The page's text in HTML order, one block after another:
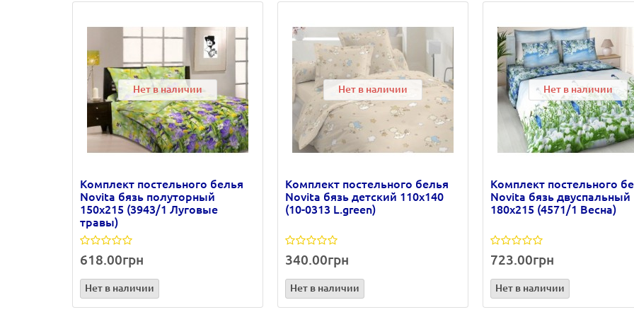
Нет в наличии
Комплект постельного белья
Novita бязь полуторный
150х215 (3943/1 Луговые
травы)
618.00грн
Нет в наличии
Нет в наличии
Комплект постельного белья
Novita бязь детский 110х140
(10-0313 L.green)
340.00грн
Нет в наличии
Нет в наличии
Комплект постельного
Novita бязь двуспальный
180х215 (4571/1 Весна)
723.00грн
Нет в наличии